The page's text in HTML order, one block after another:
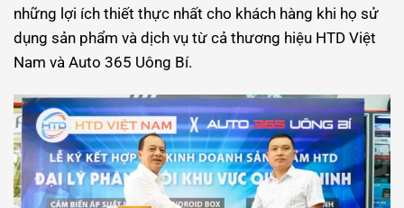
những lợi ích thiết thực nhất cho khách hàng khi họ sử
dụng sản phẩm và dịch vụ từ cả thương hiệu HTD Việt
Nam và Auto 365 Uông Bí.